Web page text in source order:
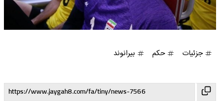
جزئیات حکم بیرانوند